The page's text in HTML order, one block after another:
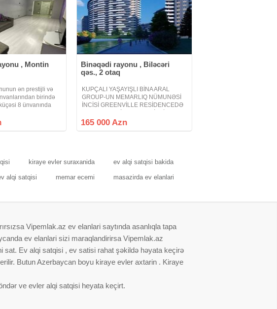
, Montin
ən prestijli və
birində
8 ünvanında
binasının
Binəqədi rayonu , Biləcəri
qəs., 2 otaq
KUPÇALI YAŞAYIŞLI BİNA ARAL
GROUP-UN MEMARLIQ NÜMUNƏSİ
İNCİSİ GREENVİLLE RESİDENCEDƏ
LİFTLİ PRESTİJLİ ELİT YAŞAYIŞ
165 000 Azn
kiraye evler suraxanida ev alqi satqisi bakida
alqi satqisi memar ecemi masazirda ev elanlari
Vipemlak.az ev elanlari saytında asanlıqla tapa
ev elanlari sizi maraqlandirirsa Vipemlak.az
Ev alqi satqisi , ev satisi rahat şəkildə həyata keçirə
Butun Azerbaycan boyu kiraye evler axtarin . Kiraye
ve evler alqi satqisi heyata keçirt.